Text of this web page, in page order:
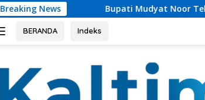
Breaking News
Bupati Mudyat Noor Teken BAST,
BERANDA Indeks